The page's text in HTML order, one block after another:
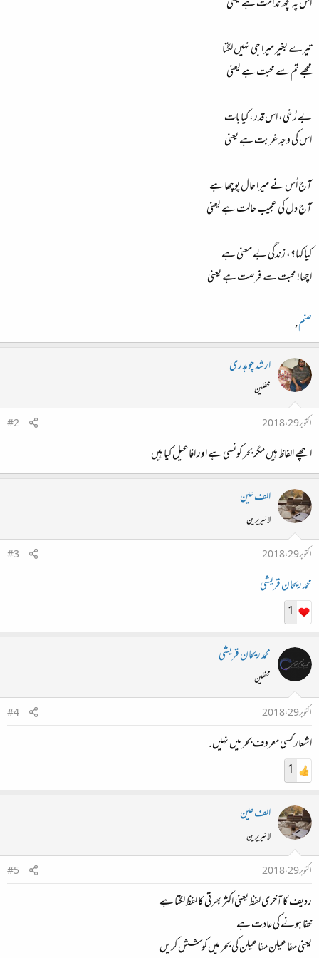
اس پہ کچھ ندامت ہے یعنی
تیرے بغیر میرا جی نہیں لگتا
مجھے تم سے محبت ہے یعنی
بے رُخی، اس قدر، کیا بات
اس کی وجہ غربت ہے یعنی
آج اُس نے میرا حال پوچھا ہے
آج دل کی عجیب حالت ہے یعنی
کیا کہا؟، زندگی بے معنی ہے
اچھا! محبت سے فرصت ہے یعنی
صنم,
ارشد چوہدری
محفلین
اکتوبر 29، 2018
#2
اچھے الفاظ ہیں مگر بحر کونسی ہے اور افاعیل کیا ہیں
الف عین
لائبریرین
اکتوبر 29، 2018
#3
محمد ریحان قریشی
1
محمد ریحان قریشی
محفلین
اکتوبر 29، 2018
#4
اشعار کسی معروف بحر میں نہیں.
1
الف عین
لائبریرین
اکتوبر 29، 2018
#5
ردیف کا آخری لفظ یعنی اکثر بھرتی کا لفظ لگتا ہے
خفا ہونے کی عادت ہے
یعنی مفاعیلن مفاعیلن کی بحر میں کوشش کریں